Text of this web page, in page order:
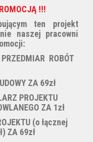
!!!
ten projekt
naszej pracowni
ROBÓT
ZA 69zł
PROJEKTU
ZA 1zł
(o łącznej
ZA 69zł